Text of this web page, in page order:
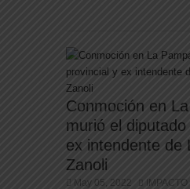
Conmoción en
murió el
ex intendente de
Zanoli
May 05, 2022